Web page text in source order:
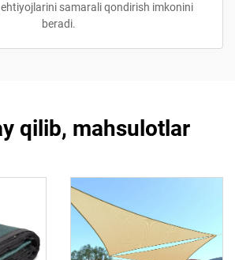
samarali qondirish imkonini
beradi.
qilib, mahsulotlar